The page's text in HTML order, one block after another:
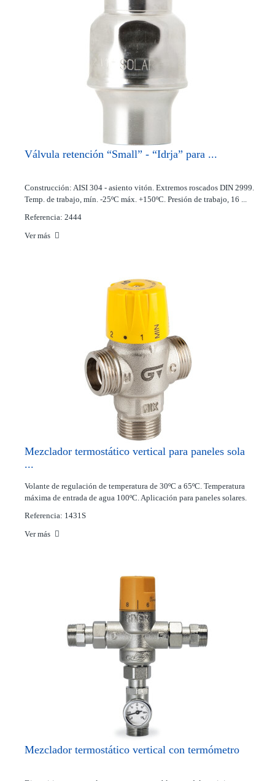
Válvula retención “Small” - “Idrja” para ...
Construcción: AISI 304 - asiento vitón. Extremos roscados DIN 2999.
Temp. de trabajo, mín. -25ºC máx. +150ºC. Presión de trabajo, 16 ...
Referencia: 2444
Ver más
Mezclador termostático vertical para paneles sola
...
Volante de regulación de temperatura de 30ºC a 65ºC. Temperatura
máxima de entrada de agua 100ºC. Aplicación para paneles solares.
Referencia: 1431S
Ver más
Mezclador termostático vertical con termómetro